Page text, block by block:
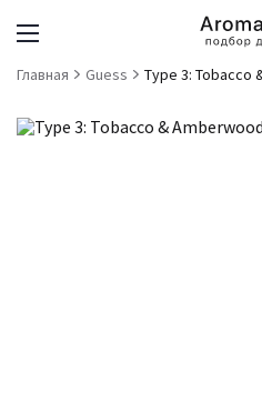
Главная Guess Type 3: Tobacco